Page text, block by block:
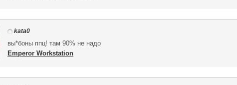
kata0
вы*боны ппц! там 90% не надо
Emperor Workstation